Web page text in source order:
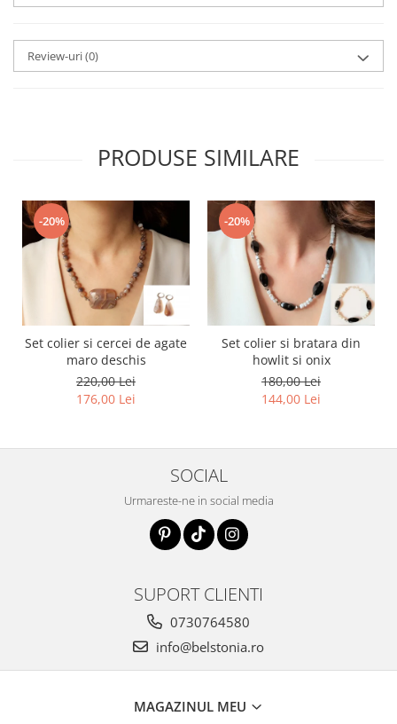
Review-uri(0)
PRODUSE SIMILARE
-20%
Set colier si cercei de agate
maro deschis
220,00 Lei
176,00 Lei
-20%
Set colier si bratara din
howlit si onix
180,00 Lei
144,00 Lei
SOCIAL
Urmareste-ne in social media
SUPORT CLIENTI
0730764580
info@belstonia.ro
MAGAZINUL MEU